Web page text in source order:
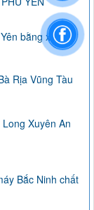
bằng xe
Rịa Vũng Tàu
Xuyên An
Bắc Ninh chất